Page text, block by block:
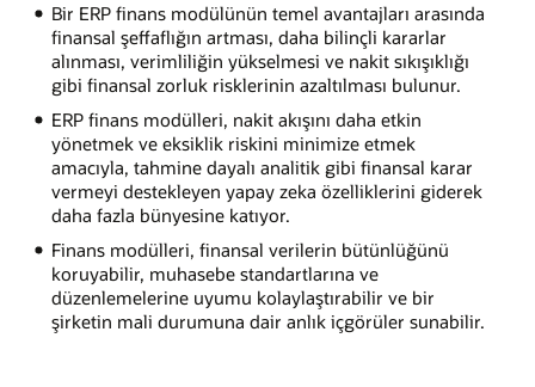
Bir ERP finans modülünün temel avantajları arasında
finansal şeffaflığın artması, daha bilinçli kararlar
alınması, verimliliğin yükselmesi ve nakit sıkışıklığı
gibi finansal zorluk risklerinin azaltılması bulunur.
ERP finans modülleri, nakit akışını daha etkin
yönetmek ve eksiklik riskini minimize etmek
amacıyla, tahmine dayalı analitik gibi finansal karar
vermeyi destekleyen yapay zeka özelliklerini giderek
daha fazla bünyesine katıyor.
Finans modülleri, finansal verilerin bütünlüğünü
koruyabilir, muhasebe standartlarına ve
düzenlemelerine uyumu kolaylaştırabilir ve bir
şirketin mali durumuna dair anlık içgörüler sunabilir.